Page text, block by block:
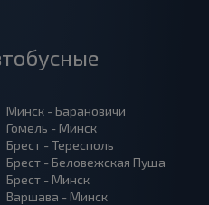
Минск - Барановичи
Гомель - Минск
Брест - Тересполь
Брест - Беловежская Пуща
Брест - Минск
Варшава - Минск